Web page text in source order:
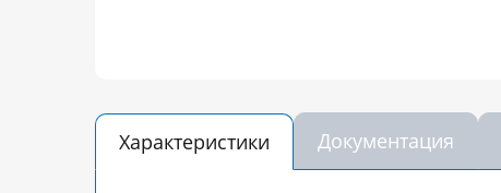
Характеристики Документация